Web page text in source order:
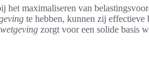
het maximaliseren van
te hebben, kunnen zij effectieve
zorgt voor een solide basis